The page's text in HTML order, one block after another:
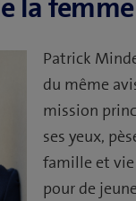
Patrick
du même
mission
ses yeux,
famille et
pour de